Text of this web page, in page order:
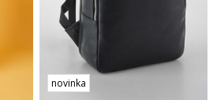
novinka